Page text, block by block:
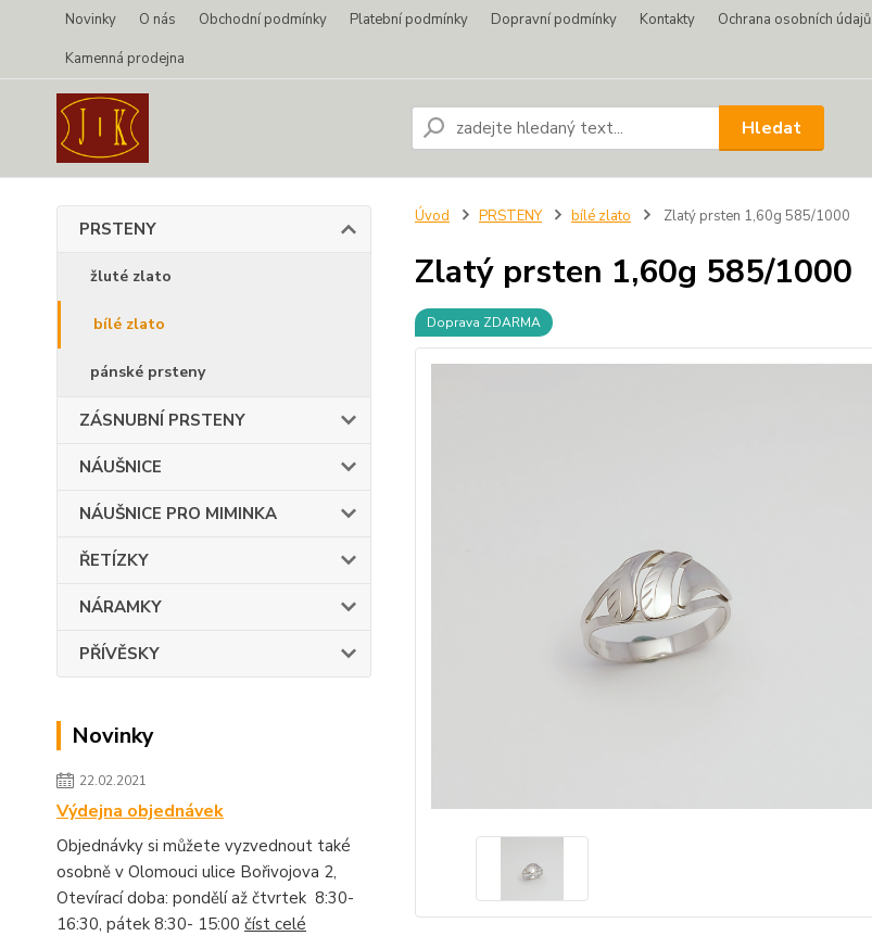
Novinky O nás Obchodní podmínky Platební podmínky Dopravní podmínky Kontakty Ochrana osobních údajů
Kamenná prodejna
Hledat
PRSTENY
žluté zlato
bílé zlato
pánské prsteny
ZÁSNUBNÍ PRSTENY
NÁUŠNICE
NÁUŠNICE PRO MIMINKA
ŘETÍZKY
NÁRAMKY
PŘÍVĚSKY
Novinky
22.02.2021
Výdejna objednávek
Objednávky si můžete vyzvednout také
osobně v Olomouci ulice Bořivojova 2,
Otevírací doba: pondělí až čtvrtek 8:30-
16:30, pátek 8:30- 15:00 číst celé
Úvod PRSTENY bílé zlato Zlatý prsten 1,60g 585/1000
Zlatý prsten 1,60g 585/1000
Doprava ZDARMA